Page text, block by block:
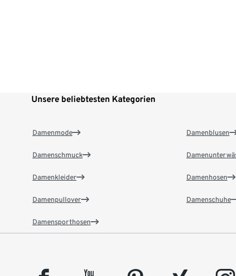
Unsere beliebtesten Kategorien
Damenmode
Damenschmuck
Damenkleider
Damenpullover
Damensporthosen
Damenblusen
Damenhosen
Damenschuhe